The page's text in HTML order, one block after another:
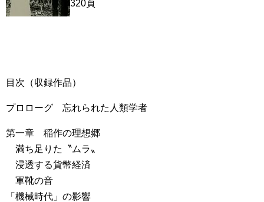
320頁
目次（収録作品）
プロローグ 忘れられた人類学者
第一章 稲作の理想郷
満ち足りた〝ムラ〟
浸透する貨幣経済
軍靴の音
「機械時代」の影響